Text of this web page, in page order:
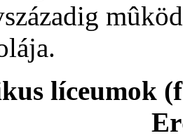
líceumok